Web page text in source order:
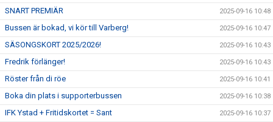
SNART PREMIÄR 2025-09-16 10:48
Bussen är bokad, vi kör till Varberg! 2025-09-16 10:47
SÄSONGSKORT 2025/2026! 2025-09-16 10:43
Fredrik förlänger! 2025-09-16 10:43
Röster från di röe 2025-09-16 10:41
Boka din plats i supporterbussen 2025-09-16 10:38
IFK Ystad + Fritidskortet = Sant 2025-09-16 10:37